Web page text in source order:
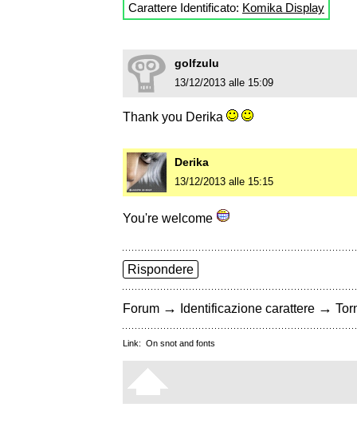
Carattere Identificato: Komika Display
golfzulu
13/12/2013 alle 15:09
Thank you Derika
Derika
13/12/2013 alle 15:15
You're welcome
Rispondere
Forum → Identificazione carattere →
Link: On snot and fonts